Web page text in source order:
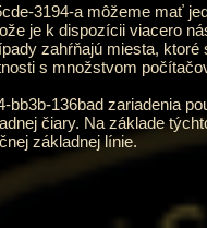
3194-a môžeme mať
je k dispozícii viacero
zahŕňajú miesta,
s množstvom
136bad zariadenia
čiary. Na základe
základnej línie.